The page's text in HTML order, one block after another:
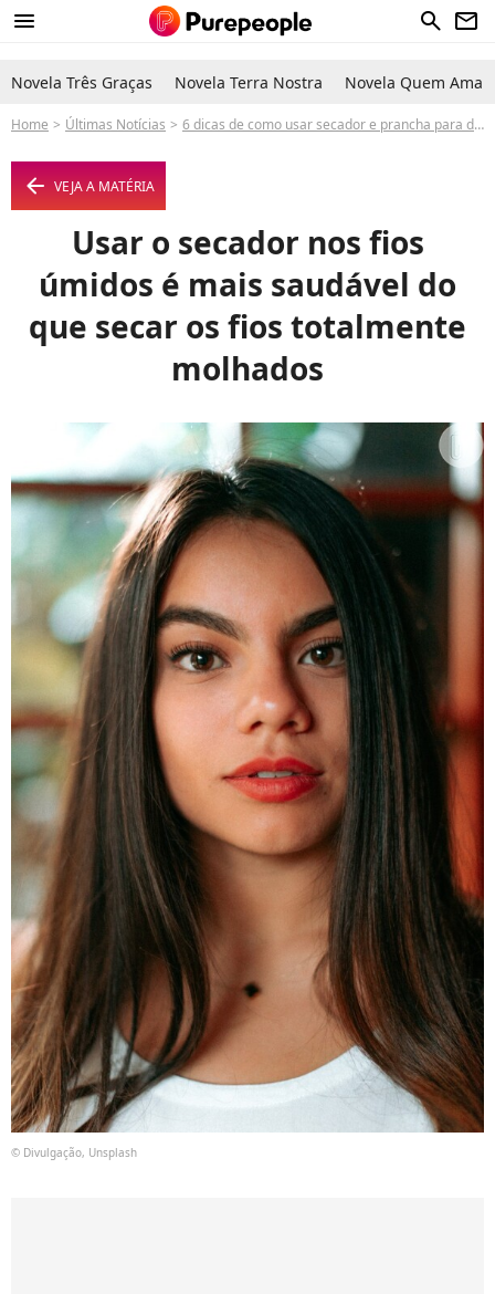
menu search newsletter
Novela Três Graças Novela Terra Nostra Novela Quem Ama
Home Últimas Notícias 6 dicas de como usar secador e prancha para deixar o cabelo liso
arrow_left VEJA A MATÉRIA
Usar o secador nos fios
úmidos é mais saudável do
que secar os fios totalmente
molhados
© Divulgação, Unsplash